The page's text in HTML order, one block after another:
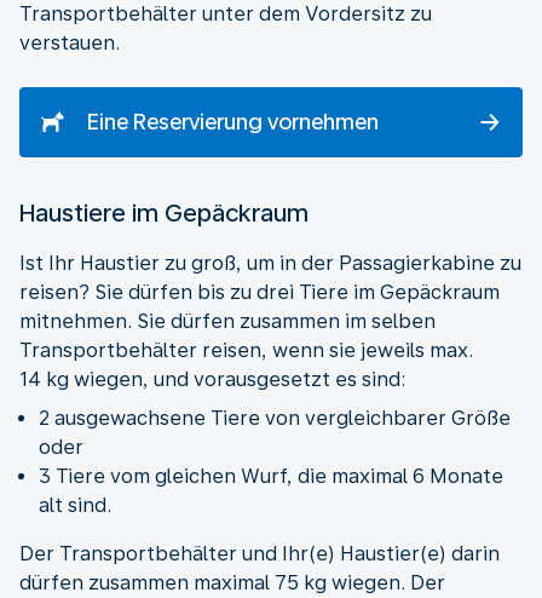
Transportbehälter unter dem Vordersitz zu
verstauen.
Eine Reservierung vornehmen
Haustiere im Gepäckraum
Ist Ihr Haustier zu groß, um in der Passagierkabine zu
reisen? Sie dürfen bis zu drei Tiere im Gepäckraum
mitnehmen. Sie dürfen zusammen im selben
Transportbehälter reisen, wenn sie jeweils max.
14 kg wiegen, und vorausgesetzt es sind:
2 ausgewachsene Tiere von vergleichbarer Größe
oder
3 Tiere vom gleichen Wurf, die maximal 6 Monate
alt sind.
Der Transportbehälter und Ihr(e) Haustier(e) darin
dürfen zusammen maximal 75 kg wiegen. Der